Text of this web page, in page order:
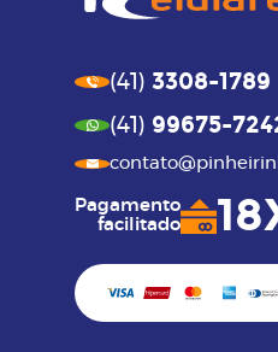
(41) 3308-1789
(41) 99675-
Pagamento
facilitado